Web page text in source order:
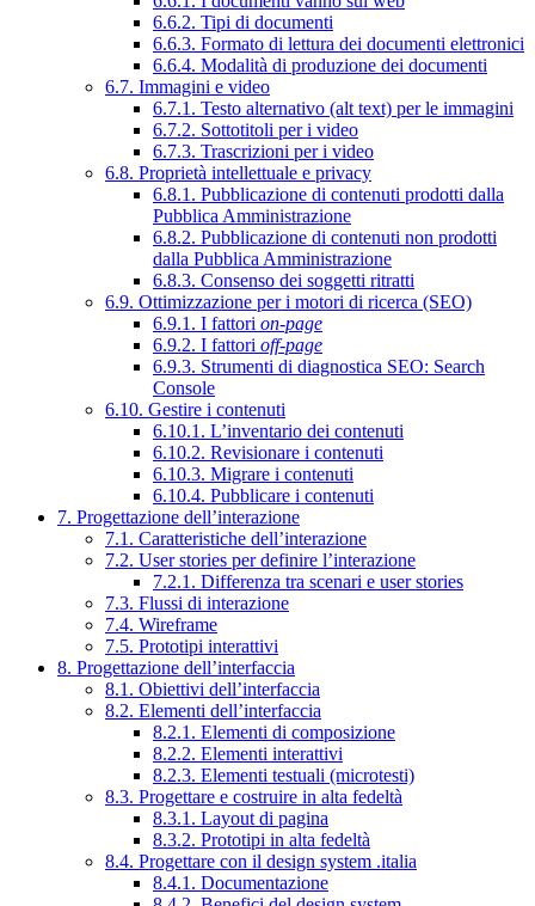
6.6.2. Tipi di documenti
6.6.3. Formato di lettura dei documenti elettronici
6.6.4. Modalità di produzione dei documenti
6.7. Immagini e video
6.7.1. Testo alternativo (alt text) per le immagini
6.7.2. Sottotitoli per i video
6.7.3. Trascrizioni per i video
6.8. Proprietà intellettuale e privacy
6.8.1. Pubblicazione di contenuti prodotti dalla
Pubblica Amministrazione
6.8.2. Pubblicazione di contenuti non prodotti
dalla Pubblica Amministrazione
6.8.3. Consenso dei soggetti ritratti
6.9. Ottimizzazione per i motori di ricerca (SEO)
6.9.1. I fattori on-page
6.9.2. I fattori off-page
6.9.3. Strumenti di diagnostica SEO: Search
Console
6.10. Gestire i contenuti
6.10.1. L’inventario dei contenuti
6.10.2. Revisionare i contenuti
6.10.3. Migrare i contenuti
6.10.4. Pubblicare i contenuti
7. Progettazione dell’interazione
7.1. Caratteristiche dell’interazione
7.2. User stories per definire l’interazione
7.2.1. Differenza tra scenari e user stories
7.3. Flussi di interazione
7.4. Wireframe
7.5. Prototipi interattivi
8. Progettazione dell’interfaccia
8.1. Obiettivi dell’interfaccia
8.2. Elementi dell’interfaccia
8.2.1. Elementi di composizione
8.2.2. Elementi interattivi
8.2.3. Elementi testuali (microtesti)
8.3. Progettare e costruire in alta fedeltà
8.3.1. Layout di pagina
8.3.2. Prototipi in alta fedeltà
8.4. Progettare con il design system .italia
8.4.1. Documentazione